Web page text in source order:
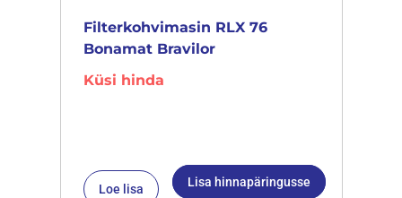
Filterkohvimasin RLX 76
Bonamat Bravilor
Küsi hinda
Loe lisa Lisa hinnapäringusse